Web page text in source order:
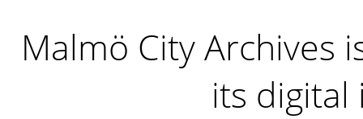
Malmö City Archives
its digital